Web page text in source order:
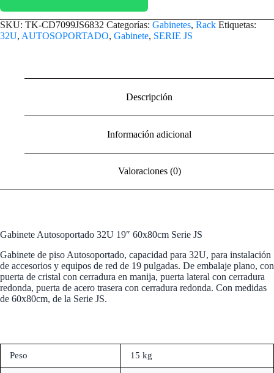
SKU: TK-CD7099JS6832 Categorías: Gabinetes, Rack Etiquetas:
32U, AUTOSOPORTADO, Gabinete, SERIE JS
Descripción
Información adicional
Valoraciones (0)
Gabinete Autosoportado 32U 19″ 60x80cm Serie JS
Gabinete de piso Autosoportado, capacidad para 32U, para instalación
de accesorios y equipos de red de 19 pulgadas. De embalaje plano, con
puerta de cristal con cerradura en manija, puerta lateral con cerradura
redonda, puerta de acero trasera con cerradura redonda. Con medidas
de 60x80cm, de la Serie JS.
Peso 15 kg